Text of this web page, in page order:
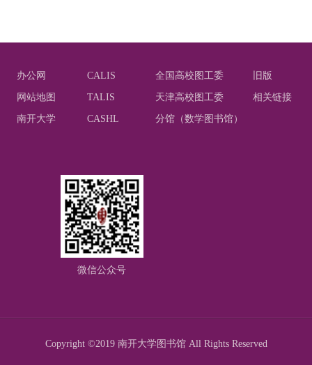
办公网 CALIS 全国高校图工委 旧版
网站地图 TALIS 天津高校图工委 相关链接
南开大学 CASHL 分馆（数学图书馆）
微信公众号
Copyright ©2019 南开大学图书馆 All Rights Reserved